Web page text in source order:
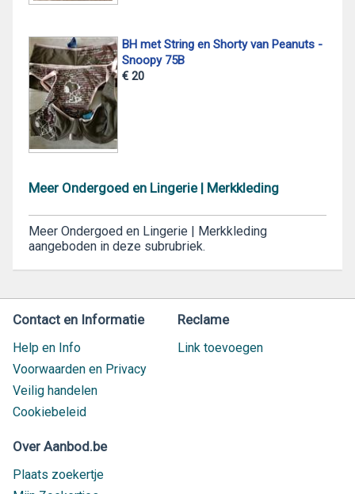
BH met String en Shorty van Peanuts -
Snoopy 75B
€ 20
Meer Ondergoed en Lingerie | Merkkleding
Meer Ondergoed en Lingerie | Merkkleding
aangeboden in deze subrubriek.
Contact en Informatie
Help en Info
Voorwaarden en Privacy
Veilig handelen
Cookiebeleid
Reclame
Link toevoegen
Over Aanbod.be
Plaats zoekertje